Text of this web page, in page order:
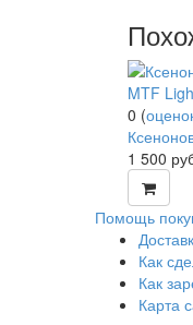
0 (
1 500
Помощь
Как
Как
Карта